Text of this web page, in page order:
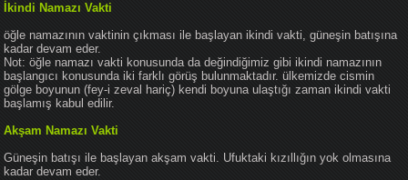
İkindi Namazı Vakti
öğle namazının vaktinin çıkması ile başlayan ikindi vakti, güneşin batışına
kadar devam eder.
Not: öğle namazı vakti konusunda da değindiğimiz gibi ikindi namazının
başlangıcı konusunda iki farklı görüş bulunmaktadır. ülkemizde cismin
gölge boyunun (fey-i zeval hariç) kendi boyuna ulaştığı zaman ikindi vakti
başlamış kabul edilir.
Akşam Namazı Vakti
Güneşin batışı ile başlayan akşam vakti. Ufuktaki kızıllığın yok olmasına
kadar devam eder.